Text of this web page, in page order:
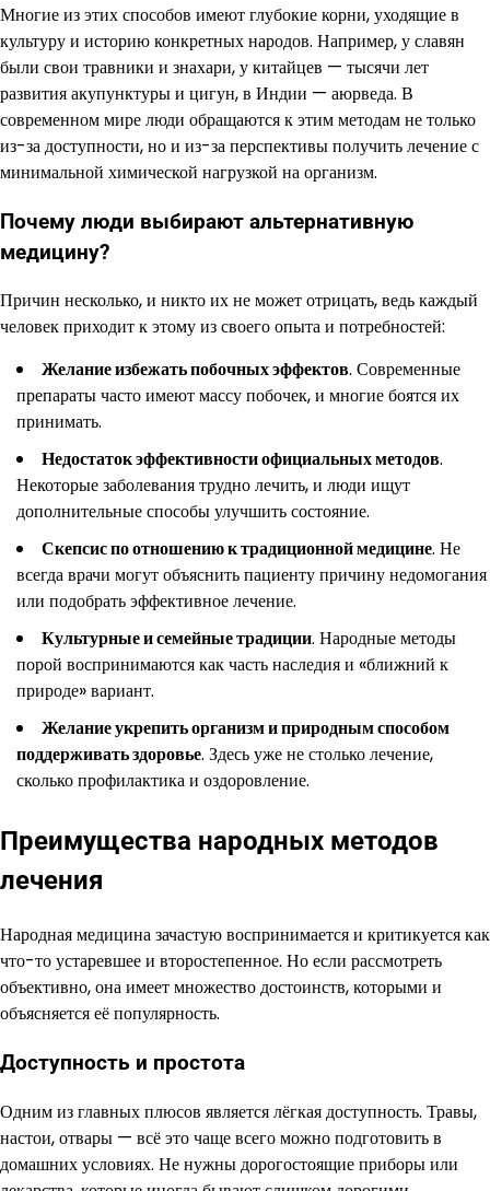
Многие из этих способов имеют глубокие корни, уходящие в
культуру и историю конкретных народов. Например, у славян
были свои травники и знахари, у китайцев — тысячи лет
развития акупунктуры и цигун, в Индии — аюрведа. В
современном мире люди обращаются к этим методам не только
из-за доступности, но и из-за перспективы получить лечение с
минимальной химической нагрузкой на организм.
Почему люди выбирают альтернативную
медицину?
Причин несколько, и никто их не может отрицать, ведь каждый
человек приходит к этому из своего опыта и потребностей:
Желание избежать побочных эффектов. Современные
препараты часто имеют массу побочек, и многие боятся их
принимать.
Недостаток эффективности официальных методов.
Некоторые заболевания трудно лечить, и люди ищут
дополнительные способы улучшить состояние.
Скепсис по отношению к традиционной медицине. Не
всегда врачи могут объяснить пациенту причину недомогания
или подобрать эффективное лечение.
Культурные и семейные традиции. Народные методы
порой воспринимаются как часть наследия и «ближний к
природе» вариант.
Желание укрепить организм и природным способом
поддерживать здоровье. Здесь уже не столько лечение,
сколько профилактика и оздоровление.
Преимущества народных методов
лечения
Народная медицина зачастую воспринимается и критикуется как
что-то устаревшее и второстепенное. Но если рассмотреть
объективно, она имеет множество достоинств, которыми и
объясняется её популярность.
Доступность и простота
Одним из главных плюсов является лёгкая доступность. Травы,
настои, отвары — всё это чаще всего можно подготовить в
домашних условиях. Не нужны дорогостоящие приборы или